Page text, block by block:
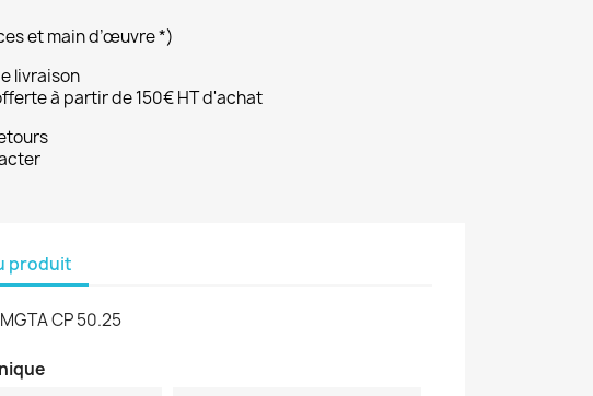
et main d’œuvre *)
livraison
à partir de 150€ HT d'achat
produit
MGTA CP 50.25